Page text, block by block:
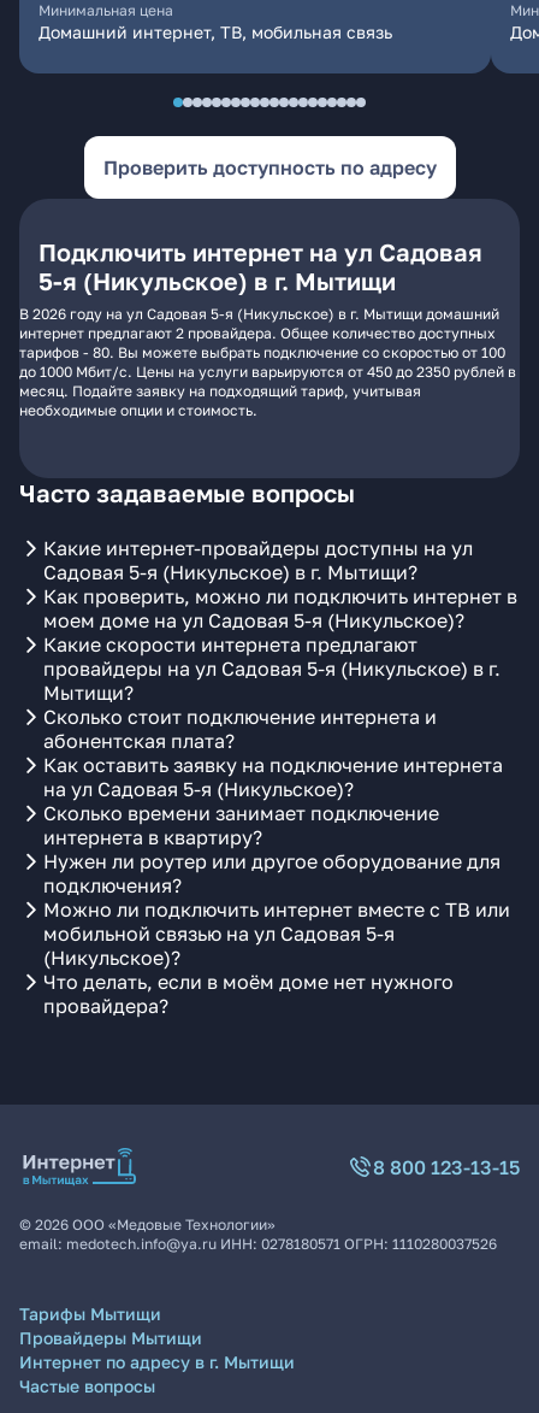
Минимальная цена
Домашний интернет, ТВ, мобильная связь
Проверить доступность по адресу
Подключить интернет на ул Садовая
5-я (Никульское) в г. Мытищи
В 2026 году на ул Садовая 5-я (Никульское) в г. Мытищи домашний
интернет предлагают 2 провайдера. Общее количество доступных
тарифов - 80. Вы можете выбрать подключение со скоростью от 100
до 1000 Мбит/с. Цены на услуги варьируются от 450 до 2350 рублей в
месяц. Подайте заявку на подходящий тариф, учитывая
необходимые опции и стоимость.
Часто задаваемые вопросы
Какие интернет-провайдеры доступны на ул
Садовая 5-я (Никульское) в г. Мытищи?
Как проверить, можно ли подключить интернет в
моем доме на ул Садовая 5-я (Никульское)?
Какие скорости интернета предлагают
провайдеры на ул Садовая 5-я (Никульское) в г.
Мытищи?
Сколько стоит подключение интернета и
абонентская плата?
Как оставить заявку на подключение интернета
на ул Садовая 5-я (Никульское)?
Сколько времени занимает подключение
интернета в квартиру?
Нужен ли роутер или другое оборудование для
подключения?
Можно ли подключить интернет вместе с ТВ или
мобильной связью на ул Садовая 5-я
(Никульское)?
Что делать, если в моём доме нет нужного
провайдера?
8 800 123-13-15
© 2026 ООО «Медовые Технологии»
email: medotech.info@ya.ru ИНН: 0278180571 ОГРН: 1110280037526
Тарифы Мытищи
Провайдеры Мытищи
Интернет по адресу в г. Мытищи
Частые вопросы